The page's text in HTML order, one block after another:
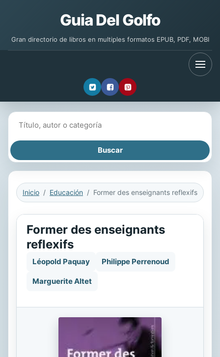
Guia Del Golfo
Gran directorio de libros en multiples formatos EPUB, PDF, MOBI
Inicio Educación Former des enseignants reflexifs
Former des enseignants
reflexifs
Léopold Paquay Philippe Perrenoud
Marguerite Altet